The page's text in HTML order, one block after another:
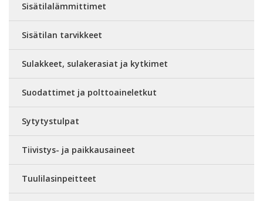
Sisätilalämmittimet
Sisätilan tarvikkeet
Sulakkeet, sulakerasiat ja kytkimet
Suodattimet ja polttoaineletkut
Sytytystulpat
Tiivistys- ja paikkausaineet
Tuulilasinpeitteet